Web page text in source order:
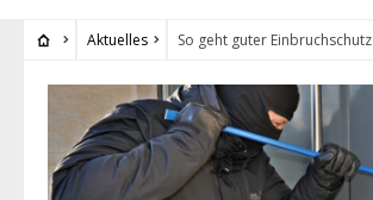
Aktuelles So geht guter Einbruchschutz